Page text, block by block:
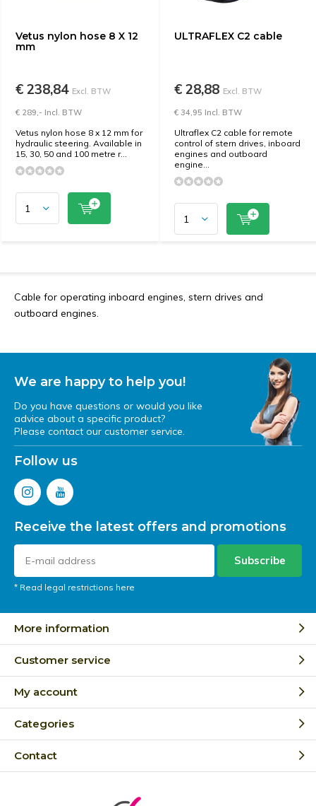
Vetus nylon hose 8 X 12
mm
€ 238,84 Excl. BTW
€ 289,- Incl. BTW
Vetus nylon hose 8 x 12 mm for
hydraulic steering. Available in
15, 30, 50 and 100 metre r...
ULTRAFLEX C2 cable
€ 28,88 Excl. BTW
€ 34,95 Incl. BTW
Ultraflex C2 cable for remote
control of stern drives, inboard
engines and outboard
engine...
Cable for operating inboard engines, stern drives and
outboard engines.
We are happy to help you!
Do you have questions or would you like
advice about a specific product?
Please contact our customer service.
Follow us
Receive the latest offers and promotions
Subscribe
* Read legal restrictions here
More information
Customer service
My account
Categories
Contact